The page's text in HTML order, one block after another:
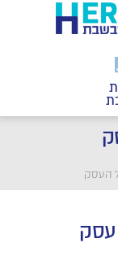
העסק
עסק